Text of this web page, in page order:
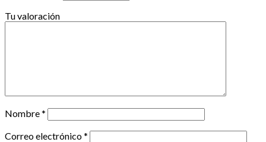
Tu valoración
Nombre*
Correo electrónico*